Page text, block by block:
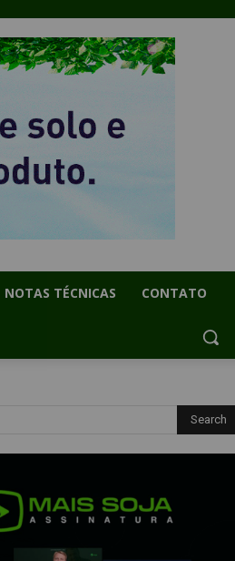
NOTAS TÉCNICAS CONTATO